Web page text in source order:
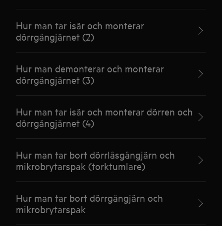
Hur man tar isär och monterar
dörrgångjärnet (2)
Hur man demonterar och monterar
dörrgångjärnet (3)
Hur man tar isär och monterar dörren och
dörrgångjärnet (4)
Hur man tar bort dörrlåsgångjärn och
mikrobrytarspak (torktumlare)
Hur man tar bort dörrgångjärn och
mikrobrytarspak